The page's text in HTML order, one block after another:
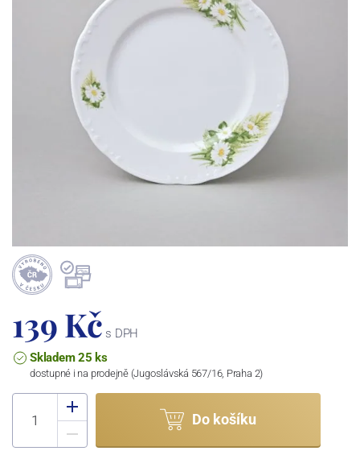
139 Kč s DPH
Skladem 25 ks
dostupné i na prodejně (Jugoslávská 567/16, Praha 2)
Do košíku